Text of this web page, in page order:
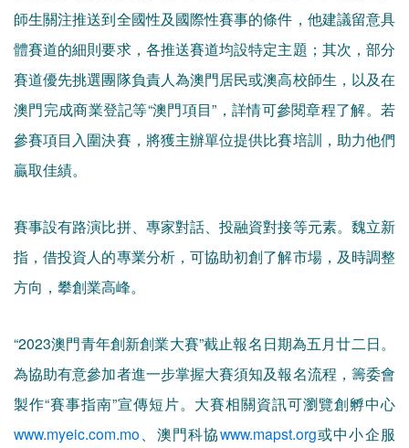
師生關注推送到全國性及國際性賽事的條件，他建議留意具
體賽道的細則要求，各推送賽道均設特定主題；其次，部分
賽道優先挑選團隊負責人為澳門居民或澳高校師生，以及在
澳門完成商業登記等“澳門項目”，詳情可參閱章程了解。若
參賽項目入圍決賽，將獲主辦單位提供比賽培訓，助力他們
贏取佳績。
賽事設有路演比拼、專家對話、投融資對接等元素。魏立新
指，借投資人的專業分析，可協助初創了解市場，及時調整
方向，攀創業高峰。
“2023澳門青年創新創業大賽”截止報名日期為五月廿二日。
為協助有意參加者進一步掌握大賽須知及報名流程，籌委會
製作“賽事指南”宣傳短片。大賽相關資訊可瀏覽創孵中心
www.myeic.com.mo 、澳門科協www.mapst.org或中小企服